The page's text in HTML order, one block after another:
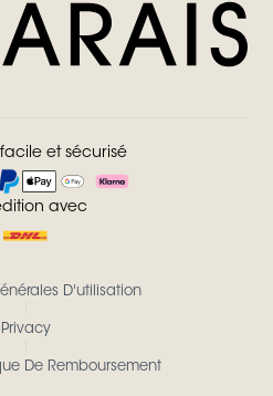
et sécurisé
avec
D'utilisation
Privacy
De Remboursement